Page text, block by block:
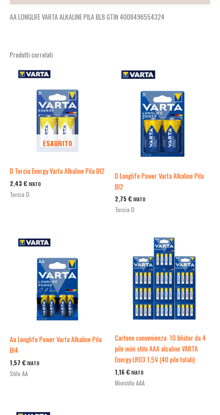
AA LONGLIFE VARTA ALKALINE PILA BL8 GTIN 4008496554324
Prodotti correlati
ESAURITO
D Torcia Energy Varta Alkaline Pila Bl2
2,43 € IVATO
Torcia D
D Longlife Power Varta Alkaline Pila
Bl2
2,75 € IVATO
Torcia D
Aa Longlife Power Varta Alkaline Pila
Bl4
1,57 € IVATO
Stilo AA
Cartone convenienza: 10 blister da 4
pile mini stilo AAA alcaline VARTA
Energy LR03 1,5V (40 pile totali)
1,16 € IVATO
Ministilo AAA